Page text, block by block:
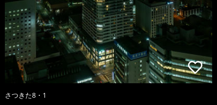
さつきた8・1